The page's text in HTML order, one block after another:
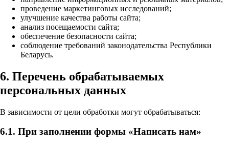
проведение маркетинговых исследований;
улучшение качества работы сайта;
анализ посещаемости сайта;
обеспечение безопасности сайта;
соблюдение требований законодательства Республики
Беларусь.
6. Перечень обрабатываемых
персональных данных
В зависимости от цели обработки могут обрабатываться:
6.1. При заполнении формы «Написать нам»